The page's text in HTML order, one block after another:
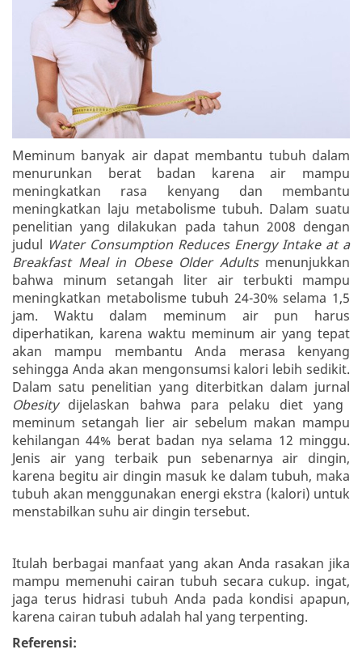
Meminum banyak air dapat membantu tubuh dalam
menurunkan berat badan karena air mampu
meningkatkan rasa kenyang dan membantu
meningkatkan laju metabolisme tubuh. Dalam suatu
penelitian yang dilakukan pada tahun 2008 dengan
judul Water Consumption Reduces Energy Intake at a
Breakfast Meal in Obese Older Adults menunjukkan
bahwa minum setangah liter air terbukti mampu
meningkatkan metabolisme tubuh 24-30% selama 1,5
jam. Waktu dalam meminum air pun harus
diperhatikan, karena waktu meminum air yang tepat
akan mampu membantu Anda merasa kenyang
sehingga Anda akan mengonsumsi kalori lebih sedikit.
Dalam satu penelitian yang diterbitkan dalam jurnal
Obesity dijelaskan bahwa para pelaku diet yang
meminum setangah lier air sebelum makan mampu
kehilangan 44% berat badan nya selama 12 minggu.
Jenis air yang terbaik pun sebenarnya air dingin,
karena begitu air dingin masuk ke dalam tubuh, maka
tubuh akan menggunakan energi ekstra (kalori) untuk
menstabilkan suhu air dingin tersebut.
Itulah berbagai manfaat yang akan Anda rasakan jika
mampu memenuhi cairan tubuh secara cukup. ingat,
jaga terus hidrasi tubuh Anda pada kondisi apapun,
karena cairan tubuh adalah hal yang terpenting.
Referensi: